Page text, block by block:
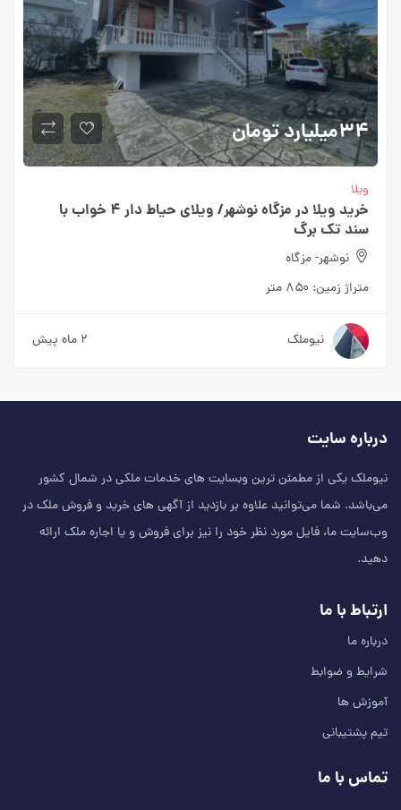
۳۴میلیارد تومان
ویلا
خرید ویلا در مزگاه نوشهر/ ویلای حیاط دار ۴ خواب با
سند تک برگ
نوشهر- مزگاه
متراژ زمین: ۸۵۰ متر
نیوملک ۲ ماه پیش
درباره سایت
نیوملک یکی از مطمئن‌ ترین وبسایت های خدمات ملکی در شمال کشور
می‌باشد. شما می‌توانید علاوه بر بازدید از آگهی های خرید و فروش ملک در
وب‌سایت ما، فایل مورد نظر خود را نیز برای فروش و یا اجاره ملک ارائه
دهید.
ارتباط با ما
درباره ما
شرایط و ضوابط
آموزش ها
تیم پشتیبانی
تماس با ما